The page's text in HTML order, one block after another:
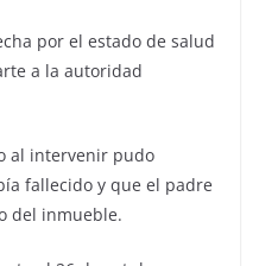
por el estado de salud
a la autoridad
al intervenir pudo
fallecido y que el padre
del inmueble.